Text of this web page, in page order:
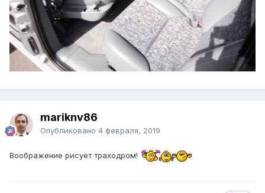
mariknv86
Опубликовано 4 февраля, 2019
Воображение рисует траходром!